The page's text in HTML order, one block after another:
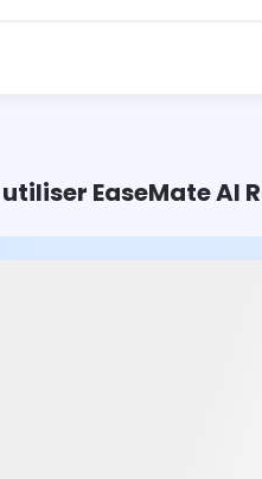
EaseMate AI